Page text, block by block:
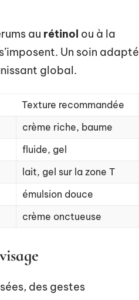
au rétinol ou à la
Un soin adapté
global.
Texture recommandée
crème riche, baume
fluide, gel
lait, gel sur la zone T
émulsion douce
crème onctueuse
des gestes